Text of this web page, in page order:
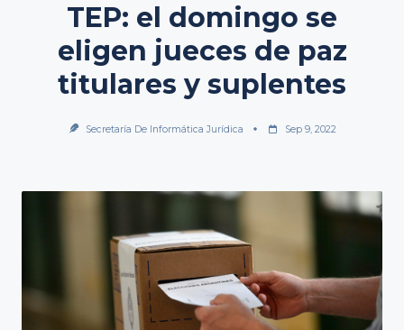
TEP: el domingo se
eligen jueces de paz
titulares y suplentes
Secretaría De Informática Jurídica Sep 9, 2022